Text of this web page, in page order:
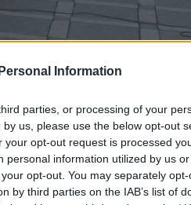
Information
parties, or processing of your
us, please use the below opt-out
opt-out request is processed
information utilized by us
opt-out. You may separately
by third parties on the IAB’s list of
για τις